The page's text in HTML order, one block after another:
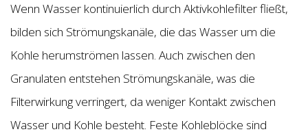
Wenn Wasser kontinuierlich durch Aktivkohlefilter fließt,
bilden sich Strömungskanäle, die das Wasser um die
Kohle herumströmen lassen. Auch zwischen den
Granulaten entstehen Strömungskanäle, was die
Filterwirkung verringert, da weniger Kontakt zwischen
Wasser und Kohle besteht. Feste Kohleblöcke sind